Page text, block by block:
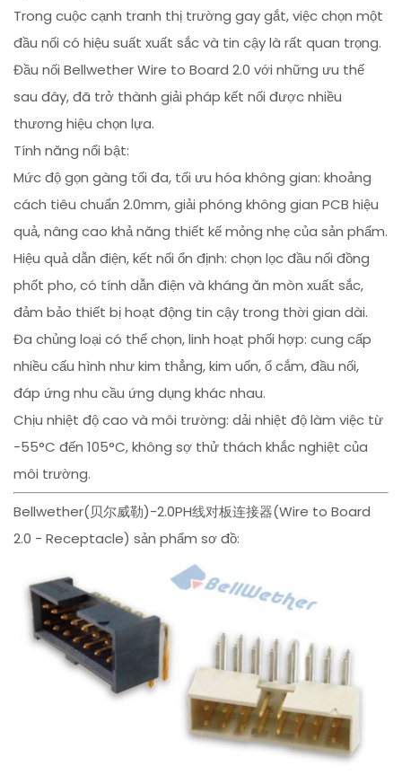
Trong cuộc cạnh tranh thị trường gay gắt, việc chọn một
đầu nối có hiệu suất xuất sắc và tin cậy là rất quan trọng.
Đầu nối Bellwether Wire to Board 2.0 với những ưu thế
sau đây, đã trở thành giải pháp kết nối được nhiều
thương hiệu chọn lựa.
Tính năng nổi bật:
Mức độ gọn gàng tối đa, tối ưu hóa không gian: khoảng
cách tiêu chuẩn 2.0mm, giải phóng không gian PCB hiệu
quả, nâng cao khả năng thiết kế mỏng nhẹ của sản phẩm.
Hiệu quả dẫn điện, kết nối ổn định: chọn lọc đầu nối đồng
phốt pho, có tính dẫn điện và kháng ăn mòn xuất sắc,
đảm bảo thiết bị hoạt động tin cậy trong thời gian dài.
Đa chủng loại có thể chọn, linh hoạt phối hợp: cung cấp
nhiều cấu hình như kim thẳng, kim uốn, ổ cắm, đầu nối,
đáp ứng nhu cầu ứng dụng khác nhau.
Chịu nhiệt độ cao và môi trường: dải nhiệt độ làm việc từ
-55°C đến 105°C, không sợ thử thách khắc nghiệt của
môi trường.
Bellwether(贝尔威勒)-2.0PH线对板连接器(Wire to Board
2.0 - Receptacle) sản phẩm sơ đồ: